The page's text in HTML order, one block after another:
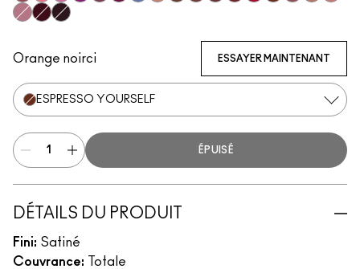
Sitting Pretty
Grapefruit Pucker
Saint German
Violet Vaport
Orange noirci ESSAYER MAINTENANT
ESPRESSO YOURSELF
ÉPUISÉ
DÉTAILS DU PRODUIT
Fini: Satiné
Couvrance:
Totale